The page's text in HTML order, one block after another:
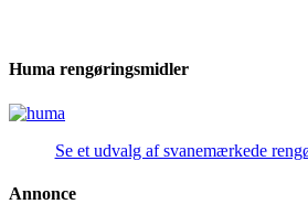
Huma rengøringsmidler
Se et udvalg af svanemærkede
Annonce